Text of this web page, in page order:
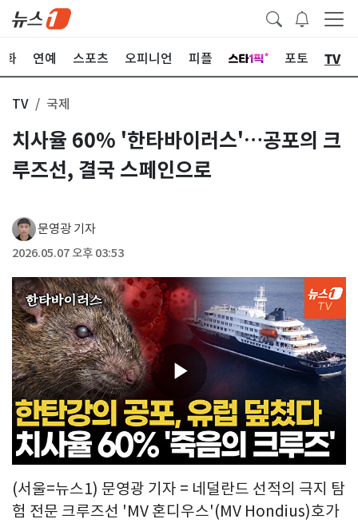
화 연예 스포츠 오피니언 피플 포토 TV
TV 국제
치사율 60% '한타바이러스'…공포의 크
루즈선, 결국 스페인으로
문영광 기자
2026.05.07 오후 03:53
Play
Video
(서울=뉴스1) 문영광 기자 = 네덜란드 선적의 극지 탐
험 전문 크루즈선 'MV 혼디우스'(MV Hondius)호가